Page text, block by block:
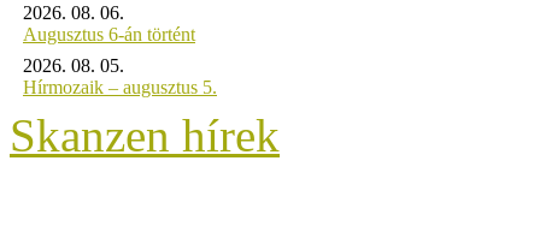
2026. 08. 06.
Augusztus 6-án történt
2026. 08. 05.
Hírmozaik – augusztus 5.
Skanzen hírek